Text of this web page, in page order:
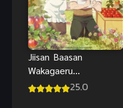
Jiisan Baasan
Wakagaeru
ซับไทย
25.0